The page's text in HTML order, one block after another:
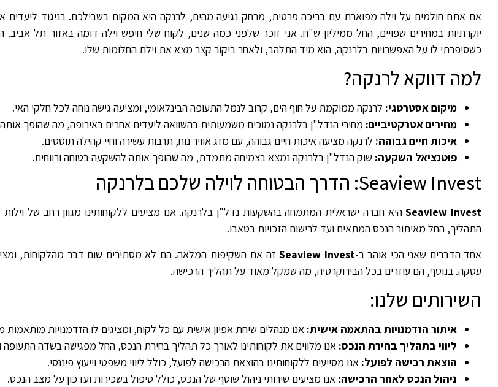
אם אתם חולמים על וילה מפוארת עם בריכה פרטית, מרחק נגיעה מהים, לרנקה היא המקום בשבילכם. בניגוד ליעדים
יוקרתיות במחירים שפויים, החל ממיליון ש"ח. אני זוכר שלפני כמה שנים, לקוח שלי חיפש וילה דומה באזור תל אביב.
כשסיפרתי לו על האפשרויות בלרנקה, הוא מיד התלהב, ולאחר ביקור קצר מצא את וילת החלומות שלו.
למה דווקא לרנקה?
מיקום אסטרטגי: לרנקה ממוקמת על חוף הים, קרוב לנמל התעופה הבינלאומי, ומציעה גישה נוחה לכל חלקי האי.
מחירים אטרקטיביים: מחירי הנדל"ן בלרנקה נמוכים משמעותית בהשוואה ליעדים אחרים באירופה, מה שהופך
איכות חיים גבוהה: לרנקה מציעה איכות חיים גבוהה, עם מזג אוויר נוח, תרבות עשירה וחיי קהילה תוססים.
פוטנציאל השקעה: שוק הנדל"ן בלרנקה נמצא בצמיחה מתמדת, מה שהופך אותה להשקעה בטוחה ורווחית.
Seaview Invest: הדרך הבטוחה לוילה שלכם בלרנקה
Seaview Investהיא חברה ישראלית המתמחה בהשקעות נדל"ן בלרנקה. אנו מציעים ללקוחותינו מגוון רחב של וילות
התהליך, החל מאיתור הנכס המתאים ועד לרישום הזכויות בטאבו.
אחד הדברים שאני הכי אוהב ב-Seaview Investזה את השקיפות המלאה. הם לא מסתירים שום דבר מהלקוחות,
עסקה. בנוסף, הם עוזרים בכל הבירוקרטיה, מה שמקל מאוד על תהליך הרכישה.
השירותים שלנו:
איתור הזדמנויות בהתאמה אישית: אנו מנהלים שיחת אפיון אישית עם כל לקוח, ומציגים לו הזדמנויות
ליווי בתהליך בחירת הנכס: אנו מלווים את לקוחותינו לאורך כל תהליך בחירת הנכס, החל מפגישה בשדה
הוצאת רכישה לפועל: אנו מסייעים ללקוחותינו בהוצאת הרכישה לפועל, כולל ליווי משפטי וייעוץ פיננסי.
ניהול הנכס לאחר הרכישה: אנו מציעים שירותי ניהול שוטף של הנכס, כולל טיפול בשכירות ועדכון על מצב הנכס.